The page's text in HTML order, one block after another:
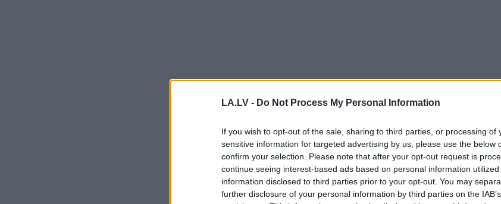
LA.LV - Do Not Process My Personal Information
If you wish to opt-out of the sale, sharing to third parties, or processing of
sensitive information for targeted advertising by us, please use the below
confirm your selection. Please note that after your opt-out request is
continue seeing interest-based ads based on personal information
information disclosed to third parties prior to your opt-out. You may
further disclosure of your personal information by third parties on the